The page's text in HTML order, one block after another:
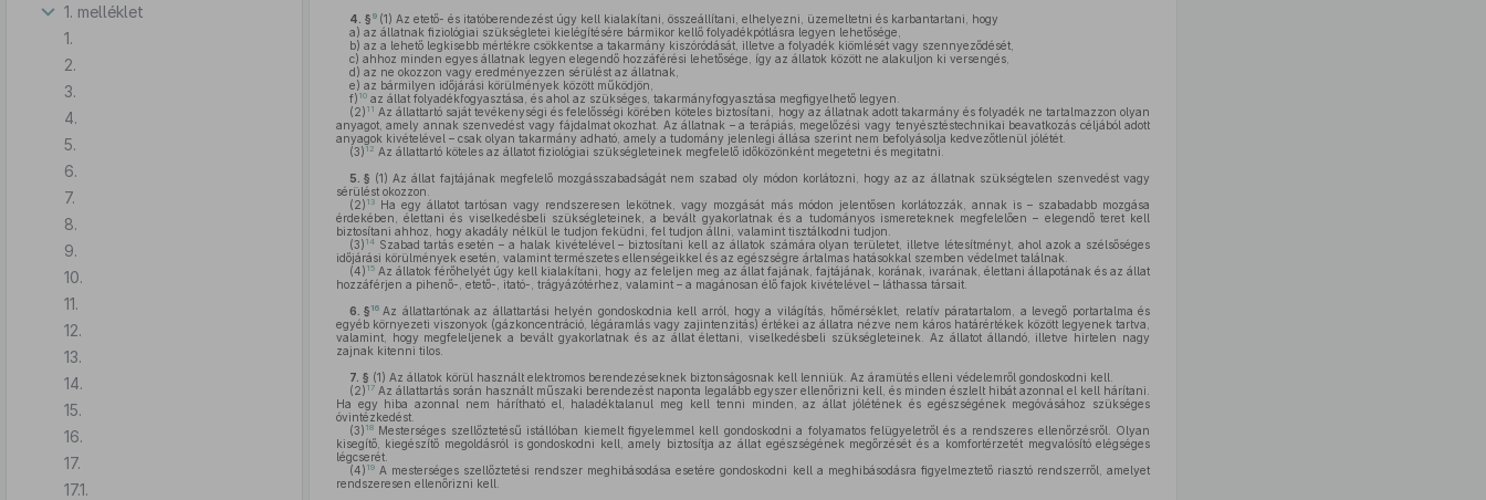
1. melléklet
1.
2.
3.
4.
5.
6.
7.
8.
9.
10.
11.
12.
13.
14.
15.
16.
17.
17.1.
4. § 9 (1) Az etető- és itatóberendezést úgy kell kialakítani, összeállítani, elhelyezni, üzemeltetni és karbantartani, hogy
a) az állatnak fiziológiai szükségletei kielégítésére bármikor kellő folyadékpótlásra legyen lehetősége,
b) az a lehető legkisebb mértékre csökkentse a takarmány kiszóródását, illetve a folyadék kiömlését vagy szennyeződését,
c) ahhoz minden egyes állatnak legyen elegendő hozzáférési lehetősége, így az állatok között ne alakuljon ki versengés,
d) az ne okozzon vagy eredményezzen sérülést az állatnak,
e) az bármilyen időjárási körülmények között működjön,
f) 10az állat folyadékfogyasztása, és ahol az szükséges, takarmányfogyasztása megfigyelhető legyen.
(2) 11 Az állattartó saját tevékenységi és felelősségi körében köteles biztosítani, hogy az állatnak adott takarmány és folyadék ne tartalmazzon olyan
anyagot, amely annak szenvedést vagy fájdalmat okozhat. Az állatnak – a terápiás, megelőzési vagy tenyésztéstechnikai beavatkozás céljából adott
anyagok kivételével – csak olyan takarmány adható, amely a tudomány jelenlegi állása szerint nem befolyásolja kedvezőtlenül jólétét.
(3) 12 Az állattartó köteles az állatot fiziológiai szükségleteinek megfelelő időközönként megetetni és megitatni.
5. § (1) Az állat fajtájának megfelelő mozgásszabadságát nem szabad oly módon korlátozni, hogy az az állatnak szükségtelen szenvedést vagy
sérülést okozzon.
(2) 13Ha egy állatot tartósan vagy rendszeresen lekötnek, vagy mozgását más módon jelentősen korlátozzák, annak is – szabadabb mozgása
érdekében, élettani és viselkedésbeli szükségleteinek, a bevált gyakorlatnak és a tudományos ismereteknek megfelelően – elegendő teret kell
biztosítani ahhoz, hogy akadály nélkül le tudjon feküdni, fel tudjon állni, valamint tisztálkodni tudjon.
(3) 14Szabad tartás esetén – a halak kivételével – biztosítani kell az állatok számára olyan területet, illetve létesítményt, ahol azok a szélsőséges
időjárási körülmények esetén, valamint természetes ellenségeikkel és az egészségre ártalmas hatásokkal szemben védelmet találnak.
(4) 15Az állatok férőhelyét úgy kell kialakítani, hogy az feleljen meg az állat fajának, fajtájának, korának, ivarának, élettani állapotának és az állat
hozzáférjen a pihenő-, etető-, itató-, trágyázótérhez, valamint – a magánosan élő fajok kivételével – láthassa társait.
6. § 16 Az állattartónak az állattartási helyén gondoskodnia kell arról, hogy a világítás, hőmérséklet, relatív páratartalom, a levegő portartalma és
egyéb környezeti viszonyok (gázkoncentráció, légáramlás vagy zajintenzitás) értékei az állatra nézve nem káros határértékek között legyenek tartva,
valamint, hogy megfeleljenek a bevált gyakorlatnak és az állat élettani, viselkedésbeli szükségleteinek. Az állatot állandó, illetve hirtelen nagy
zajnak kitenni tilos.
7. § (1) Az állatok körül használt elektromos berendezéseknek biztonságosnak kell lenniük. Az áramütés elleni védelemről gondoskodni kell.
(2) 17Az állattartás során használt műszaki berendezést naponta legalább egyszer ellenőrizni kell, és minden észlelt hibát azonnal el kell hárítani.
Ha egy hiba azonnal nem hárítható el, haladéktalanul meg kell tenni minden, az állat jólétének és egészségének megóvásához szükséges
óvintézkedést.
(3) 18Mesterséges szellőztetésű istállóban kiemelt figyelemmel kell gondoskodni a folyamatos felügyeletről és a rendszeres ellenőrzésről. Olyan
kisegítő, kiegészítő megoldásról is gondoskodni kell, amely biztosítja az állat egészségének megőrzését és a komfortérzetét megvalósító elégséges
légcserét.
(4) 19A mesterséges szellőztetési rendszer meghibásodása esetére gondoskodni kell a meghibásodásra figyelmeztető riasztó rendszerről, amelyet
rendszeresen ellenőrizni kell.